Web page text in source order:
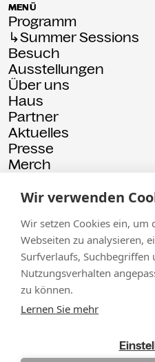
MENÜ
Programm
↳Summer Sessions
Besuch
Ausstellungen
Über uns
Haus
Partner
Aktuelles
Presse
Merch
© 2026 Kammgarn Impressum
Wir verwenden
Wir setzen Cookies ein, um
Webseiten zu analysieren,
Surfverlaufs,
Nutzungsverhalten
zu können.
Lernen Sie mehr